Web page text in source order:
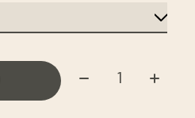
Quantity: